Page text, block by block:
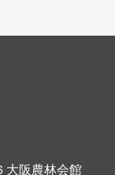
阪農林会館